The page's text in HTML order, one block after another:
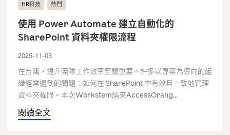
HR科技 熱門
使用 Power Automate 建立自動化的
SharePoint 資料夾權限流程
2025-11-03
在台灣，提升團隊工作效率至關重要。許多以專案為導向的組
織經常遇到的問題：如何在 SharePoint 中有效且一致地管理
資料夾權限。本次Workstem請來AccessOrang...
閱讀全文